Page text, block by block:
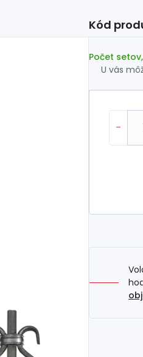
Kód
Počet
U vás
-